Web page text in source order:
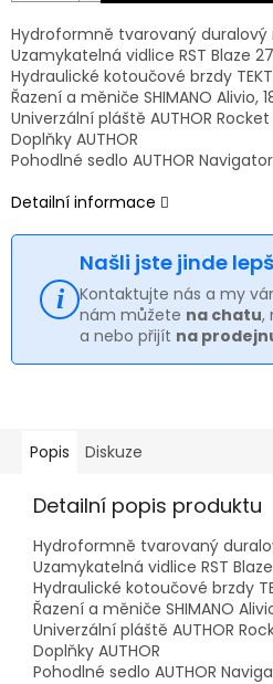
Hydroformně tvarovaný
Uzamykatelná vidlice RST Blaze
Hydraulické kotoučové brzdy
Řazení a měniče SHIMANO Alivio,
Univerzální pláště AUTHOR Rocket
Doplňky AUTHOR
Pohodlné sedlo AUTHOR Navigator
Detailní informace
Našli jste jinde
Kontaktujte nás a my
nám můžete na chatu,
a nebo přijít na
Popis Diskuze
Detailní popis produktu
Hydroformně tvarovaný
Uzamykatelná vidlice RST
Hydraulické kotoučové brzdy
Řazení a měniče SHIMANO
Univerzální pláště AUTHOR
Doplňky AUTHOR
Pohodlné sedlo AUTHOR